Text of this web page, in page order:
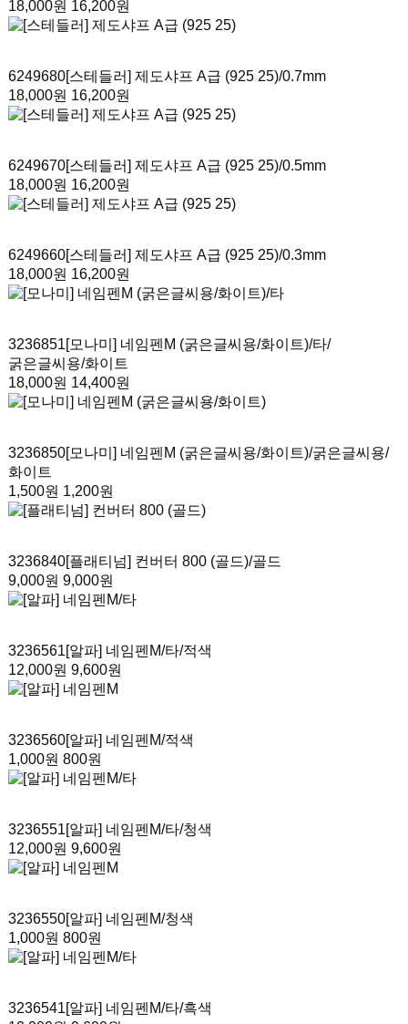
18,000원 16,200원
6249680[스테들러] 제도샤프 A급 (925 25)/0.7mm
18,000원 16,200원
6249670[스테들러] 제도샤프 A급 (925 25)/0.5mm
18,000원 16,200원
6249660[스테들러] 제도샤프 A급 (925 25)/0.3mm
18,000원 16,200원
3236851[모나미] 네임펜M (굵은글씨용/화이트)/타/
굵은글씨용/화이트
18,000원 14,400원
3236850[모나미] 네임펜M (굵은글씨용/화이트)/굵은글씨용/
화이트
1,500원 1,200원
3236840[플래티넘] 컨버터 800 (골드)/골드
9,000원 9,000원
3236561[알파] 네임펜M/타/적색
12,000원 9,600원
3236560[알파] 네임펜M/적색
1,000원 800원
3236551[알파] 네임펜M/타/청색
12,000원 9,600원
3236550[알파] 네임펜M/청색
1,000원 800원
3236541[알파] 네임펜M/타/흑색